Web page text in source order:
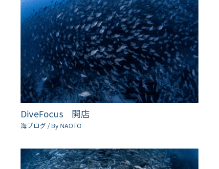
DiveFocus 開店
海ブログ / ByNAOTO